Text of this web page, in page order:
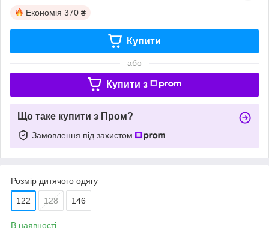
Економія 370 ₴
Купити
або
Купити з
Що таке купити з Пром?
Замовлення під захистом
Розмір дитячого одягу
122 128 146
В наявності